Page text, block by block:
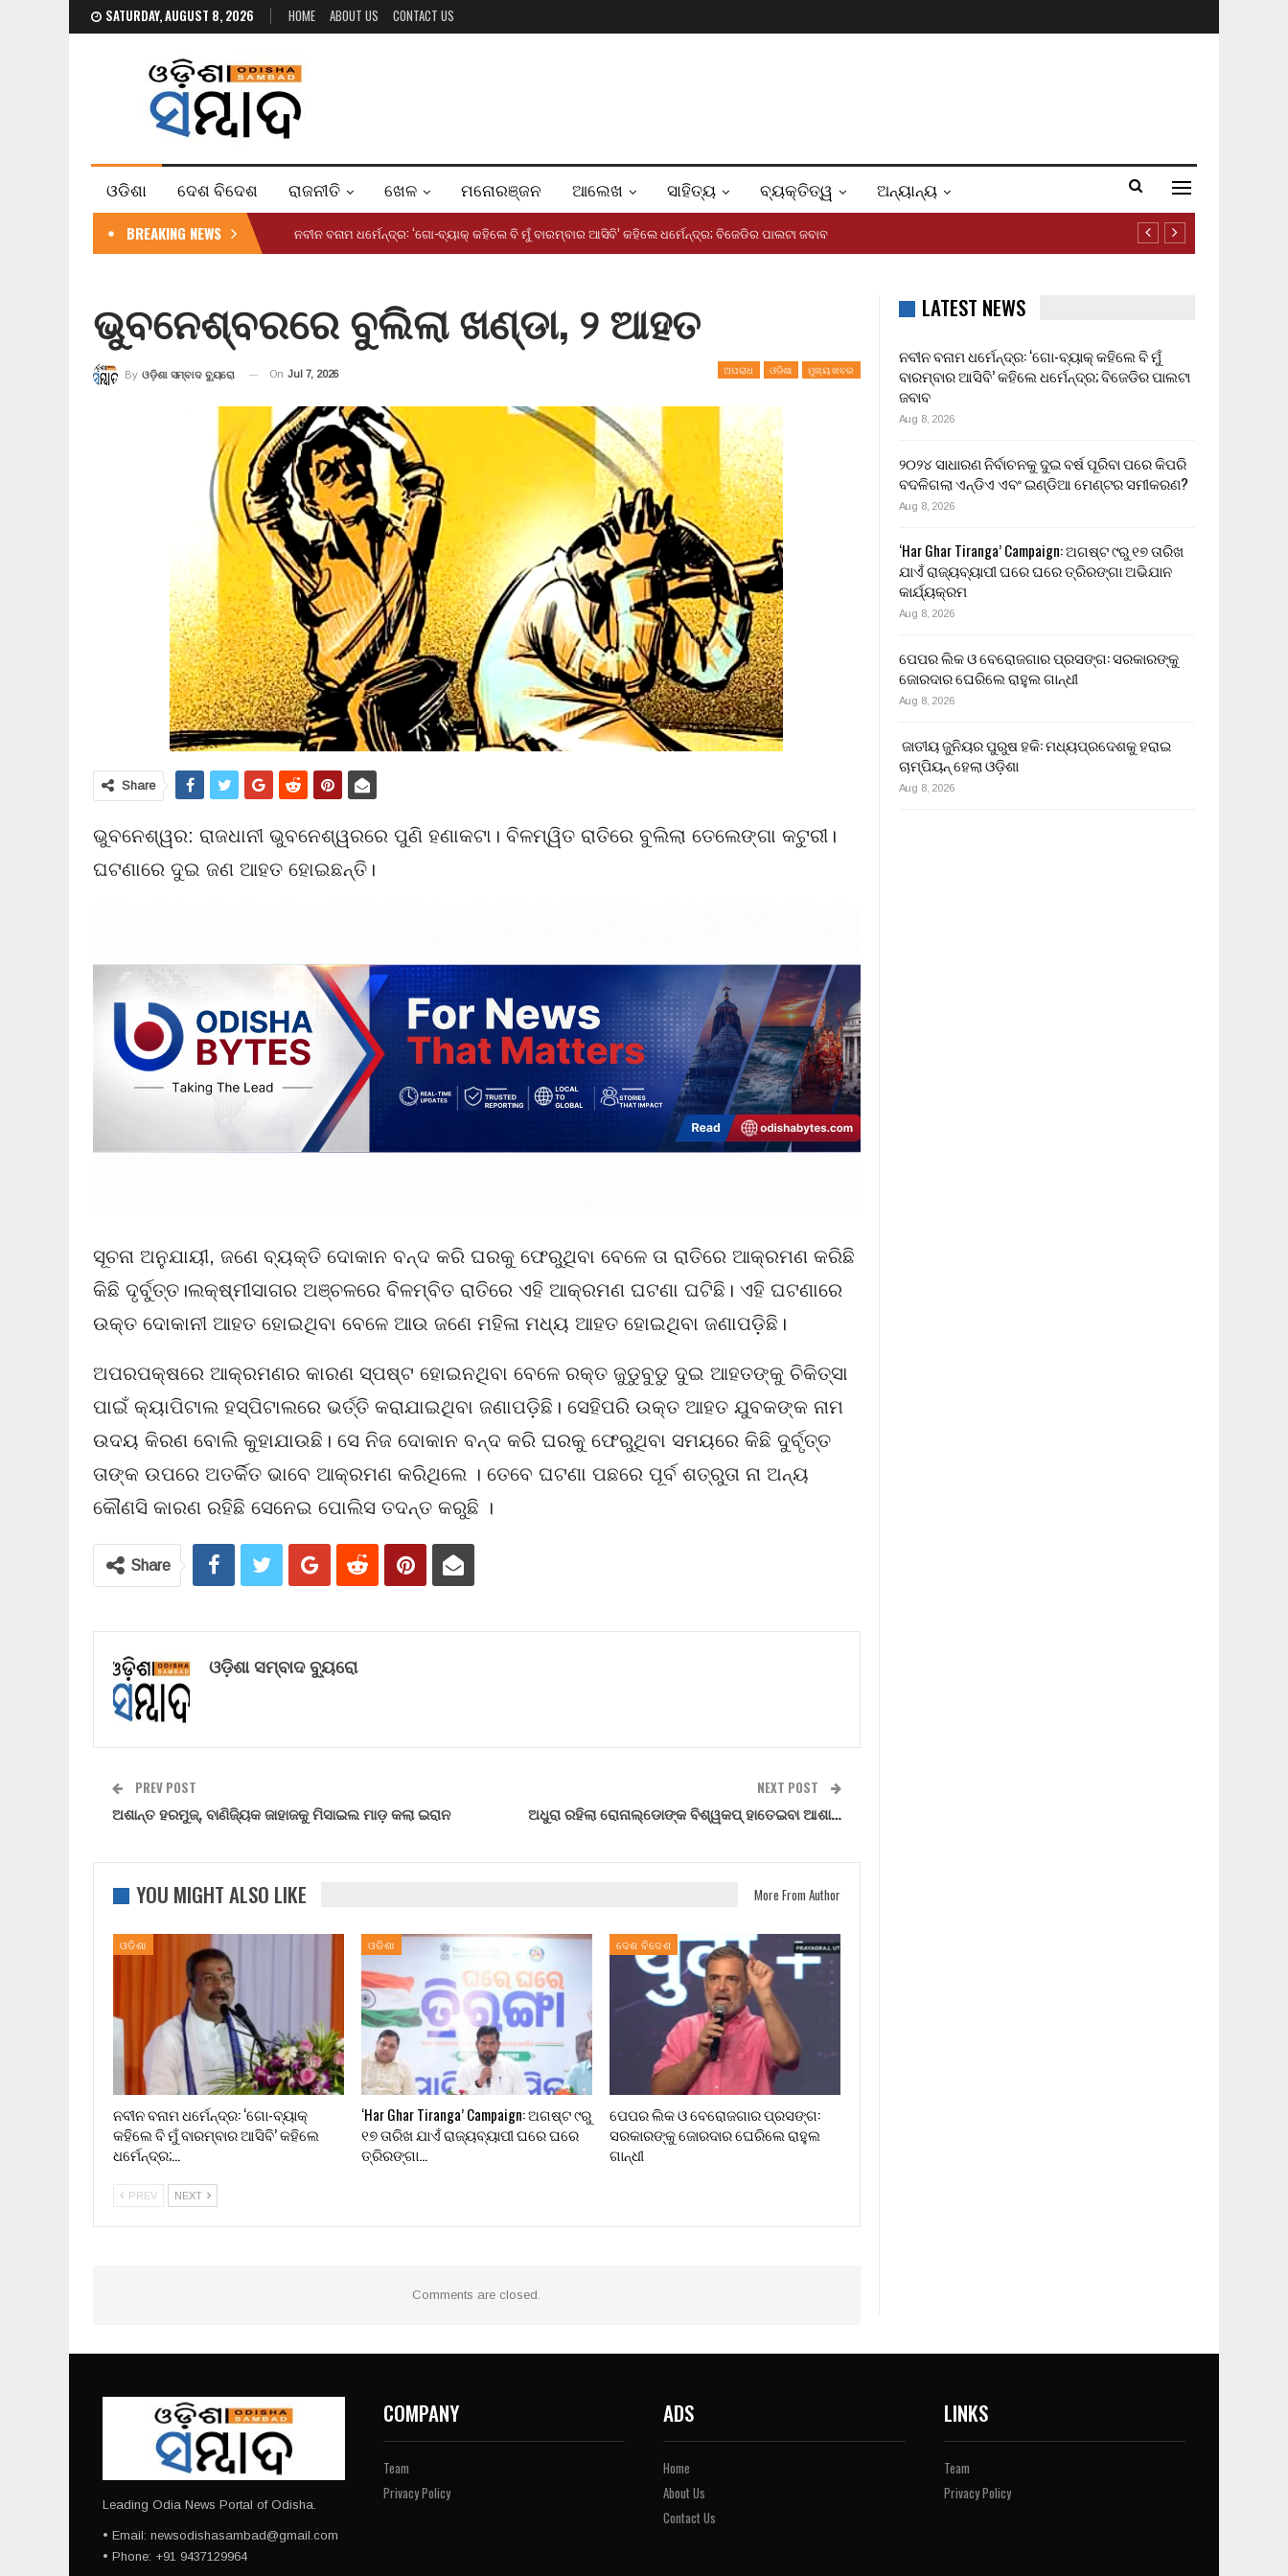
SATURDAY, AUGUST 8, 2026 HOME ABOUT US CONTACT US
ଓଡିଶା ଦେଶ ବିଦେଶ ରାଜନୀତି ଖେଳ ମନୋରଞ୍ଜନ ଆଲେଖ ସାହିତ୍ୟ ବ୍ୟକ୍ତିତ୍ୱ ଅନ୍ୟାନ୍ୟ
BREAKING NEWS ନବୀନ ବନାମ ଧର୍ମେନ୍ଦ୍ର: ‘ଗୋ-ବ୍ୟାକ୍ କହିଲେ ବି ମୁଁ ବାରମ୍ବାର ଆସିବି’ କହିଲେ ଧର୍ମେନ୍ଦ୍ର; ବିଜେଡିର ପାଲଟା ଜବାବ
ଭୁବନେଶ୍ବରରେ ବୁଲିଲା ଖଣ୍ଡା, ୨ ଆହତ
ଅପରାଧ ଓଡିଶା ମୁଖ୍ୟ ଖବର
By ଓଡ଼ିଶା ସମ୍ବାଦ ବ୍ୟୁରୋ On Jul 7, 2026
Share
ଭୁବନେଶ୍ୱର: ରାଜଧାନୀ ଭୁବନେଶ୍ୱରରେ ପୁଣି ହଣାକଟା। ବିଳମ୍ୱିତ ରାତିରେ ବୁଲିଲା ତେଲେଙ୍ଗା କଟୁରୀ।
ଘଟଣାରେ ଦୁଇ ଜଣ ଆହତ ହୋଇଛନ୍ତି।
ସୂଚନା ଅନୁଯାୟୀ, ଜଣେ ବ୍ୟକ୍ତି ଦୋକାନ ବନ୍ଦ କରି ଘରକୁ ଫେରୁଥିବା ବେଳେ ତା ରାତିରେ ଆକ୍ରମଣ କରିଛି
କିଛି ଦୃର୍ବୁତ୍ତ।ଲକ୍ଷ୍ମୀସାଗର ଅଞ୍ଚଳରେ ବିଳମ୍ବିତ ରାତିରେ ଏହି ଆକ୍ରମଣ ଘଟଣା ଘଟିଛି। ଏହି ଘଟଣାରେ
ଉକ୍ତ ଦୋକାନୀ ଆହତ ହୋଇଥିବା ବେଳେ ଆଉ ଜଣେ ମହିଳା ମଧ୍ୟ ଆହତ ହୋଇଥିବା ଜଣାପଡ଼ିଛି।
ଅପରପକ୍ଷରେ ଆକ୍ରମଣର କାରଣ ସ୍ପଷ୍ଟ ହୋଇନଥିବା ବେଳେ ରକ୍ତ ଜୁଡୁବୁଡୁ ଦୁଇ ଆହତଙ୍କୁ ଚିକିତ୍ସା
ପାଇଁ କ୍ୟାପିଟାଲ ହସ୍ପିଟାଲରେ ଭର୍ତ୍ତି କରାଯାଇଥିବା ଜଣାପଡ଼ିଛି। ସେହିପରି ଉକ୍ତ ଆହତ ଯୁବକଙ୍କ ନାମ
ଉଦୟ କିରଣ ବୋଲି କୁହାଯାଉଛି। ସେ ନିଜ ଦୋକାନ ବନ୍ଦ କରି ଘରକୁ ଫେରୁଥିବା ସମୟରେ କିଛି ଦୁର୍ବୃତ୍ତ
ତାଙ୍କ ଉପରେ ଅତର୍କିତ ଭାବେ ଆକ୍ରମଣ କରିଥିଲେ । ତେବେ ଘଟଣା ପଛରେ ପୂର୍ବ ଶତ୍ରୁତା ନା ଅନ୍ୟ
କୌଣସି କାରଣ ରହିଛି ସେନେଇ ପୋଲିସ ତଦନ୍ତ କରୁଛି ।
Share
ଓଡ଼ିଶା ସମ୍ବାଦ ବ୍ୟୁରୋ
PREV POST
ଅଶାନ୍ତ ହରମୁଜ୍, ବାଣିଜ୍ୟିକ ଜାହାଜକୁ ମିସାଇଲ ମାଡ଼ କଲା ଇରାନ
NEXT POST
ଅଧୁରା ରହିଲା ରୋନାଲ୍ଡୋଙ୍କ ବିଶ୍ୱକପ୍ ହାତେଇବା ଆଶା…
YOU MIGHT ALSO LIKE More From Author
ଓଡିଶା
ନବୀନ ବନାମ ଧର୍ମେନ୍ଦ୍ର: ‘ଗୋ-ବ୍ୟାକ୍
କହିଲେ ବି ମୁଁ ବାରମ୍ବାର ଆସିବି’ କହିଲେ
ଧର୍ମେନ୍ଦ୍ର;…
ଓଡିଶା
‘Har Ghar Tiranga’ Campaign: ଅଗଷ୍ଟ ୯ରୁ
୧୭ ତାରିଖ ଯାଏଁ ରାଜ୍ୟବ୍ୟାପୀ ଘରେ ଘରେ
ତ୍ରିରଙ୍ଗା…
ଦେଶ ବିଦେଶ
ପେପର ଲିକ ଓ ବେରୋଜଗାର ପ୍ରସଙ୍ଗ:
ସରକାରଙ୍କୁ ଜୋରଦାର ଘେରିଲେ ରାହୁଲ
ଗାନ୍ଧୀ
PREV NEXT
Comments are closed.
LATEST NEWS
ନବୀନ ବନାମ ଧର୍ମେନ୍ଦ୍ର: ‘ଗୋ-ବ୍ୟାକ୍ କହିଲେ ବି ମୁଁ
ବାରମ୍ବାର ଆସିବି’ କହିଲେ ଧର୍ମେନ୍ଦ୍ର; ବିଜେଡିର ପାଲଟା
ଜବାବ
Aug 8, 2026
୨୦୨୪ ସାଧାରଣ ନିର୍ବାଚନକୁ ଦୁଇ ବର୍ଷ ପୂରିବା ପରେ କିପରି
ବଦଳିଗଲା ଏନ୍‌ଡିଏ ଏବଂ ଇଣ୍ଡିଆ ମେଣ୍ଟର ସମୀକରଣ?
Aug 8, 2026
‘Har Ghar Tiranga’ Campaign: ଅଗଷ୍ଟ ୯ରୁ ୧୭ ତାରିଖ
ଯାଏଁ ରାଜ୍ୟବ୍ୟାପୀ ଘରେ ଘରେ ତ୍ରିରଙ୍ଗା ଅଭିଯାନ
କାର୍ଯ୍ୟକ୍ରମ
Aug 8, 2026
ପେପର ଲିକ ଓ ବେରୋଜଗାର ପ୍ରସଙ୍ଗ: ସରକାରଙ୍କୁ
ଜୋରଦାର ଘେରିଲେ ରାହୁଲ ଗାନ୍ଧୀ
Aug 8, 2026
ଜାତୀୟ ଜୁନିୟର ପୁରୁଷ ହକି: ମଧ୍ୟପ୍ରଦେଶକୁ ହରାଇ
ଚାମ୍ପିୟନ୍ ହେଲା ଓଡ଼ିଶା
Aug 8, 2026
Leading Odia News Portal of Odisha.
• Email: newsodishasambad@gmail.com
• Phone: +91 9437129964
COMPANY
Team
Privacy Policy
ADS
Home
About Us
Contact Us
LINKS
Team
Privacy Policy